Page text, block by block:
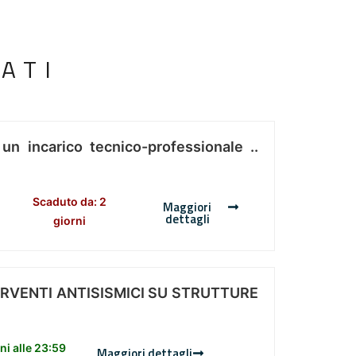
incarico tecnico-professionale ..
Scaduto da: 2
giorni
Maggiori
dettagli
ANTISISMICI SU STRUTTURE
alle 23:59